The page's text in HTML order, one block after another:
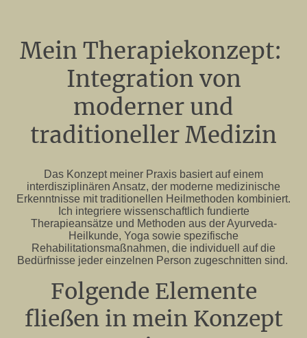
Mein Therapiekonzept:
Integration von
moderner und
traditioneller Medizin
Das Konzept meiner Praxis basiert auf einem
interdisziplinären Ansatz, der moderne medizinische
Erkenntnisse mit traditionellen Heilmethoden kombiniert.
Ich integriere wissenschaftlich fundierte
Therapieansätze und Methoden aus der Ayurveda-
Heilkunde, Yoga sowie spezifische
Rehabilitationsmaßnahmen, die individuell auf die
Bedürfnisse jeder einzelnen Person zugeschnitten sind.
Folgende Elemente
fließen in mein Konzept